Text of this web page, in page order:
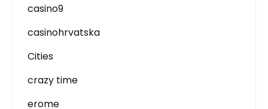
casino9
casinohrvatska
Cities
crazy time
erome